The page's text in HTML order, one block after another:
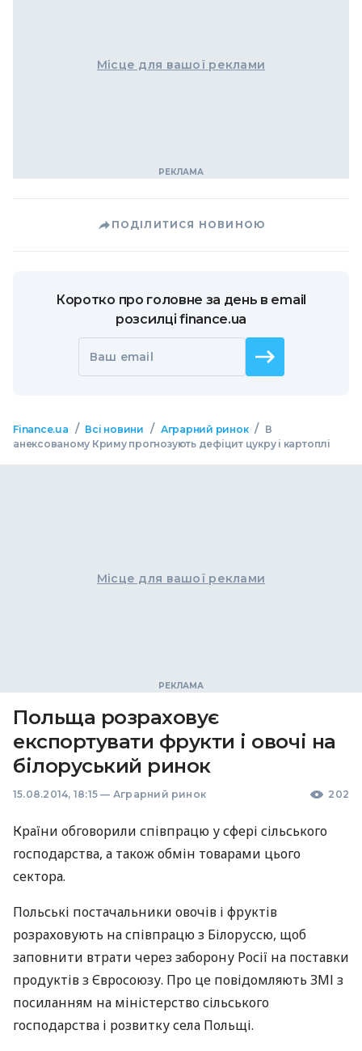
Місце для вашої реклами
ПОДІЛИТИСЯ НОВИНОЮ
Коротко про головне за день в email
розсилці finance.ua
Ваш email
Finance.ua / Всі новини / Аграрний ринок / В
анексованому Криму прогнозують дефіцит цукру і картоплі
Місце для вашої реклами
Польща розраховує
експортувати фрукти і овочі на
білоруський ринок
15.08.2014, 18:15 — Аграрний ринок 202
Країни обговорили співпрацю у сфері сільського
господарства, а також обмін товарами цього
сектора.
Польські постачальники овочів і фруктів
розраховують на співпрацю з Білоруссю, щоб
заповнити втрати через заборону Росії на поставки
продуктів з Євросоюзу. Про це повідомляють ЗМІ з
посиланням на міністерство сільського
господарства і розвитку села Польщі.